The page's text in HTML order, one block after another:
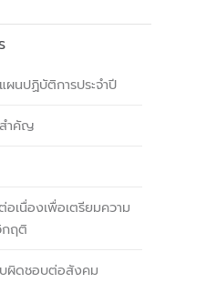
ผนปฏิบัติการประจำปี
ำคัญ
อเนื่องเพื่อเตรียมความ
ฤติ
ผิดชอบต่อสังคม